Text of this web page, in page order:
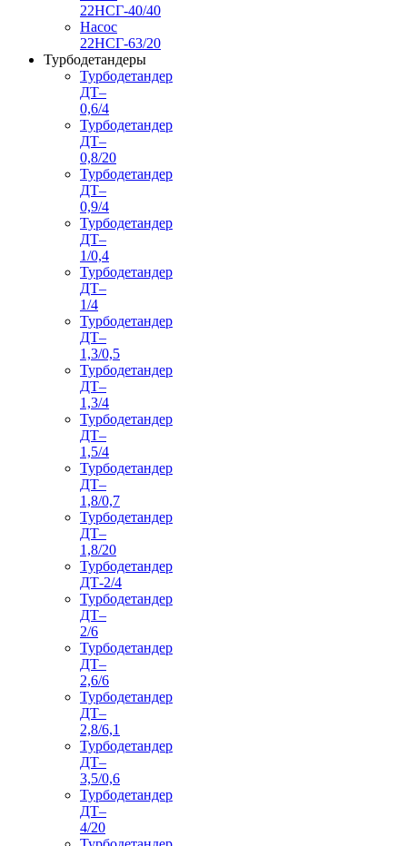
22НСГ-40/40
Насос
22НСГ-63/20
Турбодетандеры
Турбодетандер
ДТ–
0,6/4
Турбодетандер
ДТ–
0,8/20
Турбодетандер
ДТ–
0,9/4
Турбодетандер
ДТ–
1/0,4
Турбодетандер
ДТ–
1/4
Турбодетандер
ДТ–
1,3/0,5
Турбодетандер
ДТ–
1,3/4
Турбодетандер
ДТ–
1,5/4
Турбодетандер
ДТ–
1,8/0,7
Турбодетандер
ДТ–
1,8/20
Турбодетандер
ДТ-2/4
Турбодетандер
ДТ–
2/6
Турбодетандер
ДТ–
2,6/6
Турбодетандер
ДТ–
2,8/6,1
Турбодетандер
ДТ–
3,5/0,6
Турбодетандер
ДТ–
4/20